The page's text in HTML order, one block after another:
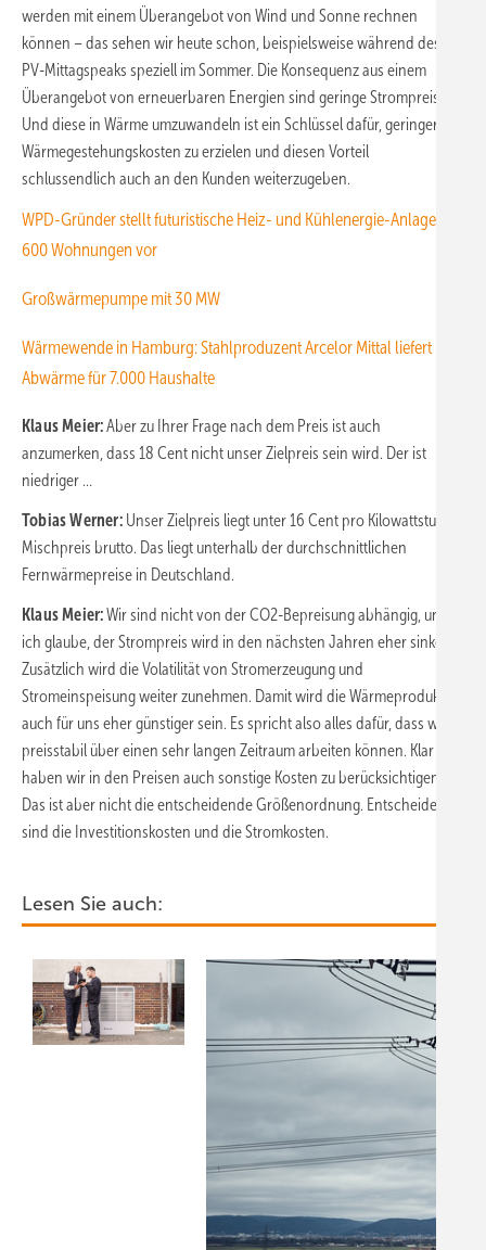
werden mit einem Überangebot von Wind und Sonne rechnen
können – das sehen wir heute schon, beispielsweise während des
PV-Mittagspeaks speziell im Sommer. Die Konsequenz aus einem
Überangebot von erneuerbaren Energien sind geringe Strompreise.
Und diese in Wärme umzuwandeln ist ein Schlüssel dafür, geringere
Wärmegestehungskosten zu erzielen und diesen Vorteil
schlussendlich auch an den Kunden weiterzugeben.
WPD-Gründer stellt futuristische Heiz- und Kühlenergie-Anlage für
600 Wohnungen vor
Großwärmepumpe mit 30 MW
Wärmewende in Hamburg: Stahlproduzent Arcelor Mittal liefert
Abwärme für 7.000 Haushalte
Klaus Meier:Aber zu Ihrer Frage nach dem Preis ist auch
anzumerken, dass 18 Cent nicht unser Zielpreis sein wird. Der ist
niedriger …
Tobias Werner:Unser Zielpreis liegt unter 16 Cent pro Kilowattstunde
Mischpreis brutto. Das liegt unterhalb der durchschnittlichen
Fernwärmepreise in Deutschland.
Klaus Meier:Wir sind nicht von der CO2-Bepreisung abhängig, und
ich glaube, der Strompreis wird in den nächsten Jahren eher sinken.
Zusätzlich wird die Volatilität von Stromerzeugung und
Stromeinspeisung weiter zunehmen. Damit wird die Wärmeproduktion
auch für uns eher günstiger sein. Es spricht also alles dafür, dass wir
preisstabil über einen sehr langen Zeitraum arbeiten können. Klar
haben wir in den Preisen auch sonstige Kosten zu berücksichtigen.
Das ist aber nicht die entscheidende Größenordnung. Entscheidend
sind die Investitionskosten und die Stromkosten.
Lesen Sie auch: